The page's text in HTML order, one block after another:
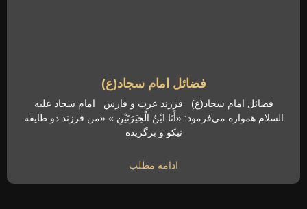
فضائل امام سجاد(ع)
فضائل امام سجاد(ع) فرزند عرب و فارس امام سجاد علیه
السلام همواره می‌فرمود: «أَنَا ابْنُ الْخِیَرَتَیْنِ.» «من فرزند دو طایفه
نیکو و برگزیده
ادامه مطلب